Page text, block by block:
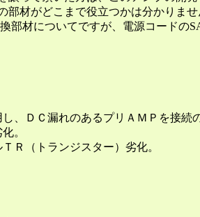
部材がどこまで役立つかは分かりま
部材についてですが、電源コードの
し、ＤＣ漏れのあるプリＡＭＰを接
。
Ｒ（トランジスター）劣化。